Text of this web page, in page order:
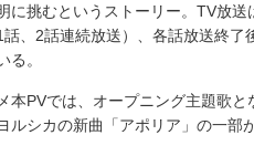
に挑むというストーリー。TV放
話、2話連続放送）、各話放送終
る。
PVでは、オープニング主題歌
ルシカの新曲「アポリア」の一部